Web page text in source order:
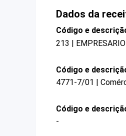
Dados da
Código e
213 |
Código e
4771-7/01 |
Código e
-